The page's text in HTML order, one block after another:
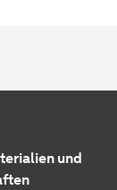
und